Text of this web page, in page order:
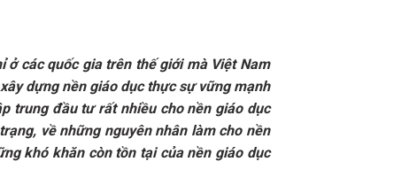
các quốc gia trên thế giới mà Việt Nam
dựng nền giáo dục thực sự vững mạnh
trung đầu tư rất nhiều cho nền giáo dục
về những nguyên nhân làm cho nền
khó khăn còn tồn tại của nền giáo dục